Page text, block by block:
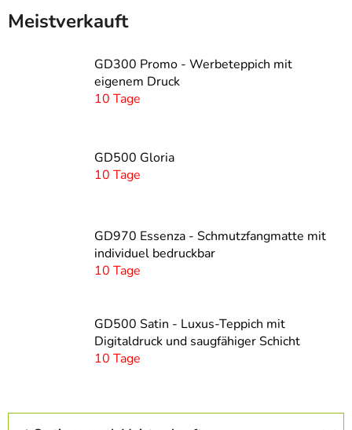
Meistverkauft
GD300 Promo - Werbeteppich mit
eigenem Druck
10 Tage
GD500 Gloria
10 Tage
GD970 Essenza - Schmutzfangmatte mit
individuel bedruckbar
10 Tage
GD500 Satin - Luxus-Teppich mit
Digitaldruck und saugfähiger Schicht
10 Tage
P